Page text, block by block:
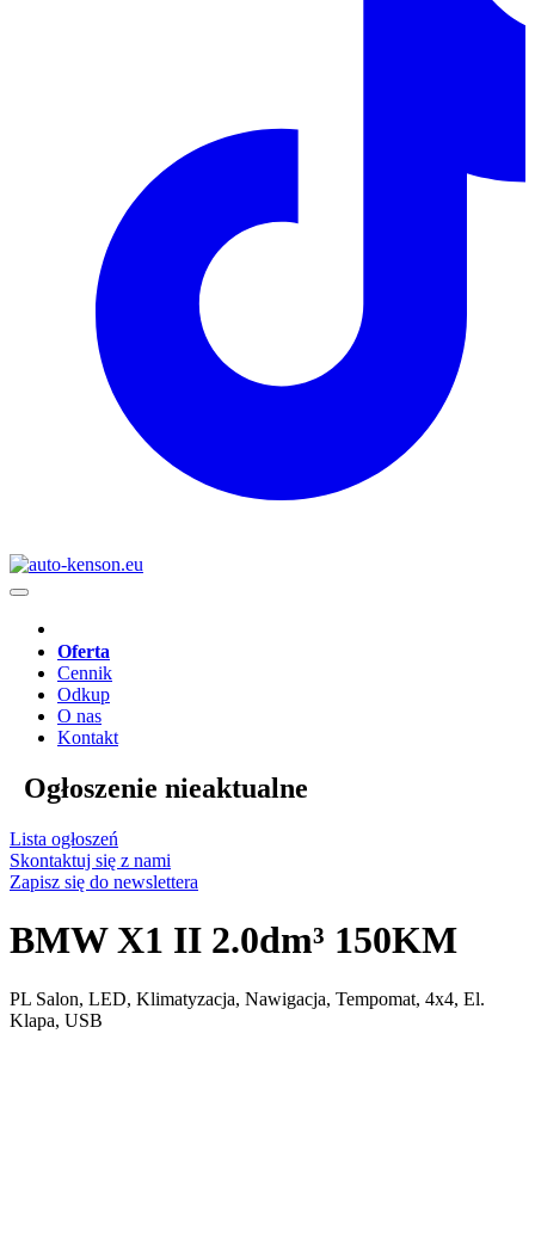
Oferta
Cennik
Odkup
O nas
Kontakt
Ogłoszenie nieaktualne
Lista ogłoszeń
Skontaktuj się z nami
Zapisz się do newslettera
BMW X1 II 2.0dm³ 150KM
PL Salon, LED, Klimatyzacja, Nawigacja, Tempomat, 4x4, El.
Klapa, USB